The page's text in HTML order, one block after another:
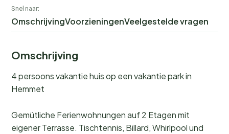
Snel naar:
OmschrijvingVoorzieningenVeelgestelde vragen
Omschrijving
4 persoons vakantie huis op een vakantie park in
Hemmet
Gemütliche Ferienwohnungen auf 2 Etagen mit
eigener Terrasse. Tischtennis, Billard, Whirlpool und